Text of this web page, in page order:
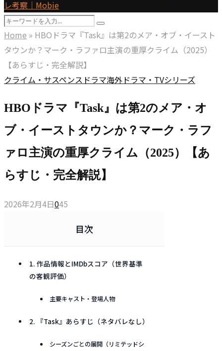
Search
for:
Search
Home » HBOドラマ『Task』は第2のメア・オブ・イースト
タウンか？マーク・ラファロ主演の重厚クライム（2025）
【あらすじ・完全解説】
クライム・サスペンス ドラマ海外ドラマ・TVシリーズ
HBOドラマ『Task』は第2のメア・オ
ブ・イーストタウンか？マーク・ラフ
ァロ主演の重厚クライム（2025）【あ
らすじ・完全解説】
2026年2月4日045
目次
1. 作品情報とIMDbスコア（世界基準
の客観評価）
主要キャスト・登場人物
2. 『Task』あらすじ（ネタバレなし）
シーズンごとの展開（リミテッドシ